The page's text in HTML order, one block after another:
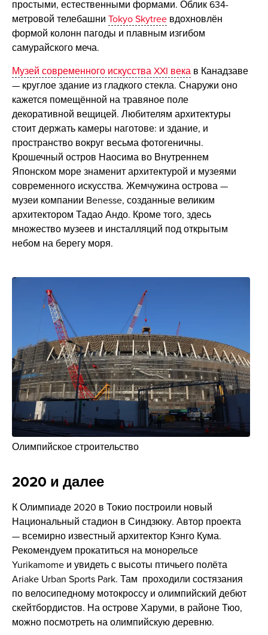
простыми, естественными формами. Облик 634-
метровой телебашни Tokyo Skytreeвдохновлён
формой колонн пагоды и плавным изгибом
самурайского меча.
Музей современного искусства XXI векав Канадзаве
— круглое здание из гладкого стекла. Снаружи оно
кажется помещённой на травяное поле
декоративной вещицей. Любителям архитектуры
стоит держать камеры наготове: и здание, и
пространство вокруг весьма фотогеничны.
Крошечный остров Наосима во Внутреннем
Японском море знаменит архитектурой и музеями
современного искусства. Жемчужина острова —
музеи компании Benesse, созданные великим
архитектором Тадао Андо. Кроме того, здесь
множество музеев и инсталляций под открытым
небом на берегу моря.
Олимпийское строительство
2020 и далее
К Олимпиаде 2020 в Токио построили новый
Национальный стадион в Синдзюку. Автор проекта
— всемирно известный архитектор Кэнго Кума.
Рекомендуем прокатиться на монорельсе
Yurikamome и увидеть с высоты птичьего полёта
Ariake Urban Sports Park. Там проходили состязания
по велосипедному мотокроссу и олимпийский дебют
скейтбордистов. На острове Харуми, в районе Тюо,
можно посмотреть на олимпийскую деревню.